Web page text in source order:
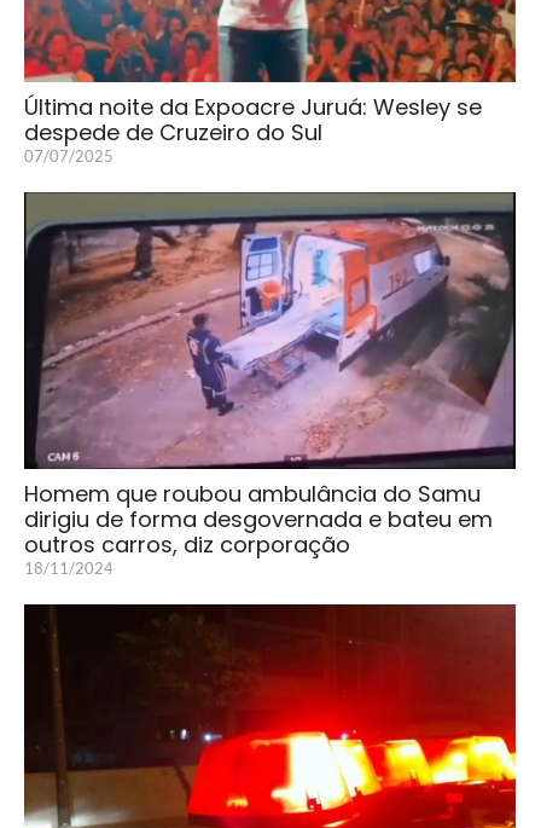
Última noite da Expoacre Juruá: Wesley se
despede de Cruzeiro do Sul
07/07/2025
Homem que roubou ambulância do Samu
dirigiu de forma desgovernada e bateu em
outros carros, diz corporação
18/11/2024